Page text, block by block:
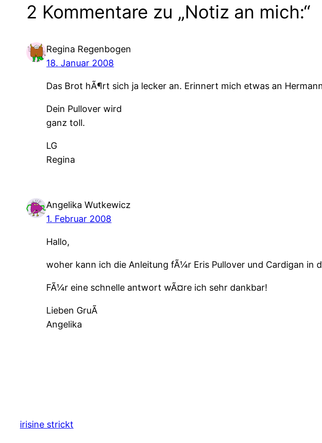
2 Kommentare zu „Notiz an mich:“
Regina Regenbogen
18. Januar 2008
Das Brot hÃ¶rt sich ja lecker an. Erinnert mich etwas an
Dein Pullover wird
ganz toll.
LG
Regina
Angelika Wutkewicz
1. Februar 2008
Hallo,
woher kann ich die Anleitung fÃ¼r Eris Pullover und Cardigan in
FÃ¼r eine schnelle antwort wÃ¤re ich sehr dankbar!
Lieben GruÃ
Angelika
irisine strickt